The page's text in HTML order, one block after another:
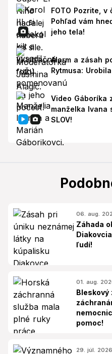
FOTO Pozrite, v
Pohľad vám
jeho tela!
Alarm a zásah
Rytmusa:
Video Gáboríka
manželka Ivana
SLOV!
06. aug.
Záhada
ľudí!
01. aug.
Bleskový
pomoc!
29. júl.